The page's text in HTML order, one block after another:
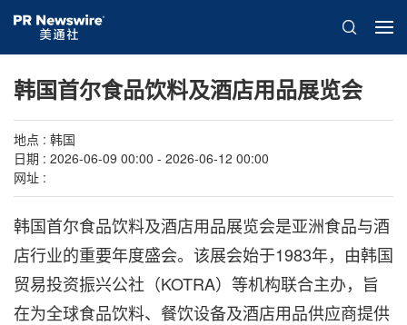
韩国首尔食品饮料及酒店用品展览会
地点 : 韩国
日期 : 2026-06-09 00:00 - 2026-06-12 00:00
网址 :
韩国首尔食品饮料及酒店用品展览会是亚洲食品与酒
店行业的重要年度盛会。该展会始于1983年，由韩国
贸易投资振兴公社（KOTRA）等机构联合主办，旨
在为全球食品饮料、餐饮设备及酒店用品供应商提供